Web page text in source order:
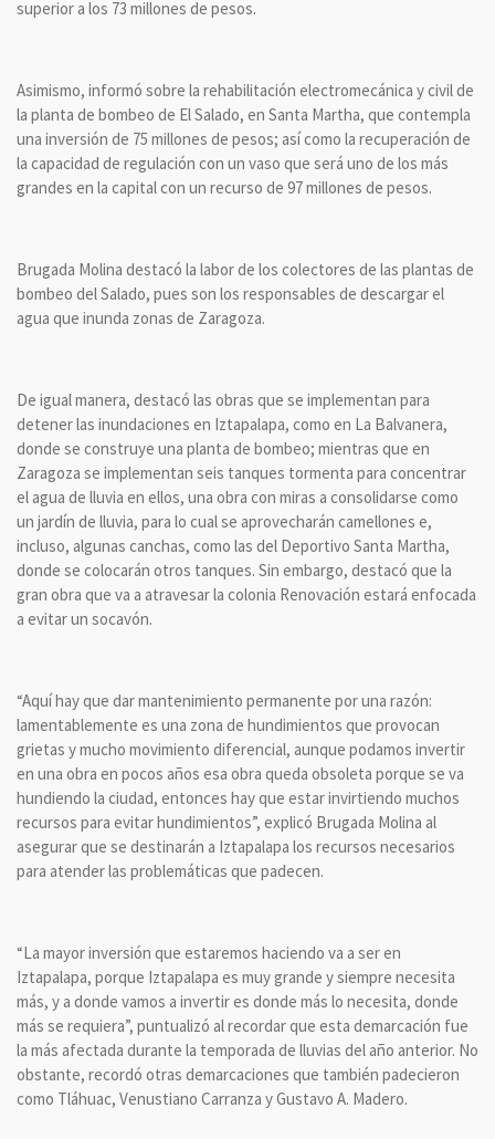
superior a los 73 millones de pesos.
Asimismo, informó sobre la rehabilitación electromecánica y civil de
la planta de bombeo de El Salado, en Santa Martha, que contempla
una inversión de 75 millones de pesos; así como la recuperación de
la capacidad de regulación con un vaso que será uno de los más
grandes en la capital con un recurso de 97 millones de pesos.
Brugada Molina destacó la labor de los colectores de las plantas de
bombeo del Salado, pues son los responsables de descargar el
agua que inunda zonas de Zaragoza.
De igual manera, destacó las obras que se implementan para
detener las inundaciones en Iztapalapa, como en La Balvanera,
donde se construye una planta de bombeo; mientras que en
Zaragoza se implementan seis tanques tormenta para concentrar
el agua de lluvia en ellos, una obra con miras a consolidarse como
un jardín de lluvia, para lo cual se aprovecharán camellones e,
incluso, algunas canchas, como las del Deportivo Santa Martha,
donde se colocarán otros tanques. Sin embargo, destacó que la
gran obra que va a atravesar la colonia Renovación estará enfocada
a evitar un socavón.
“Aquí hay que dar mantenimiento permanente por una razón:
lamentablemente es una zona de hundimientos que provocan
grietas y mucho movimiento diferencial, aunque podamos invertir
en una obra en pocos años esa obra queda obsoleta porque se va
hundiendo la ciudad, entonces hay que estar invirtiendo muchos
recursos para evitar hundimientos”, explicó Brugada Molina al
asegurar que se destinarán a Iztapalapa los recursos necesarios
para atender las problemáticas que padecen.
“La mayor inversión que estaremos haciendo va a ser en
Iztapalapa, porque Iztapalapa es muy grande y siempre necesita
más, y a donde vamos a invertir es donde más lo necesita, donde
más se requiera”, puntualizó al recordar que esta demarcación fue
la más afectada durante la temporada de lluvias del año anterior. No
obstante, recordó otras demarcaciones que también padecieron
como Tláhuac, Venustiano Carranza y Gustavo A. Madero.